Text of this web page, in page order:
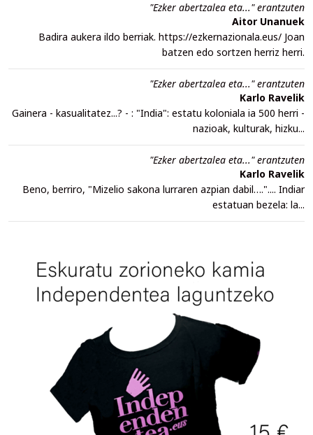
"Ezker abertzalea eta..." erantzuten
Aitor Unanuek
Badira aukera ildo berriak. https://ezkernazionala.eus/ Joan
batzen edo sortzen herriz herri.
"Ezker abertzalea eta..." erantzuten
Karlo Ravelik
Gainera - kasualitatez...? - : "India": estatu koloniala ia 500 herri -
nazioak, kulturak, hizku...
"Ezker abertzalea eta..." erantzuten
Karlo Ravelik
Beno, berriro, "Mizelio sakona lurraren azpian dabil….".... Indiar
estatuan bezela: la...